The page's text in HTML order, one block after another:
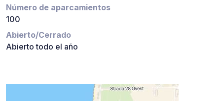
Número de aparcamientos
100
Abierto/Cerrado
Abierto todo el año